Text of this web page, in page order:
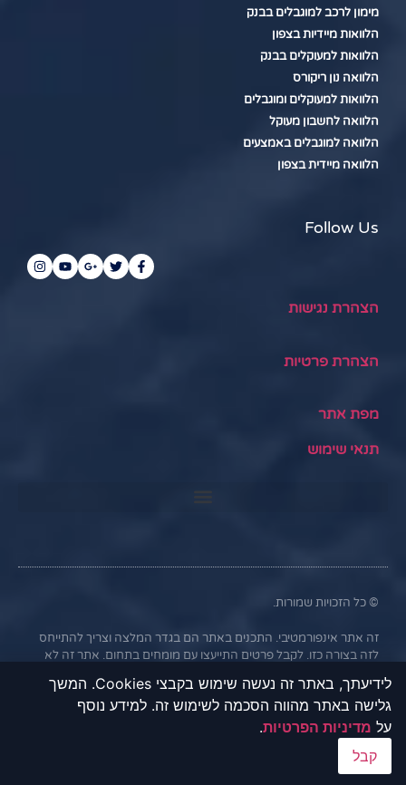
מימון לרכב למוגבלים בבנק
הלוואות מיידיות בצפון
הלוואות למעוקלים בבנק
הלוואה נון ריקורס
הלוואות למעוקלים ומוגבלים
הלוואה לחשבון מעוקל
הלוואה למוגבלים באמצעים
הלוואה מיידית בצפון
Follow Us
הצהרת נגישות
הצהרת פרטיות
מפת אתר
תנאי שימוש
© כל הזכויות שמורות.
זה אתר אינפורמטיבי. התכנים באתר הם בגדר המלצה וצריך להתייחס
לזה בצורה כזו. לקבל פרטים התייעצו עם מומחים בתחום. אתר זה לא
באתר שלנו תוכלו למצוא מידע מקיף על אפשרויות קבלת הלוואות, הצעות
ליסינג וטרייד אין מהבנקים וחברות פרטיות המתמחות במימון רכבים.
המידע באתר נועד לאפשר לכם להשוות בין הצעות שונות ולקבל אותן
קשר עסקי עם הבנקים או החברות השונות, והמידע נמסר כשירות
לידיעתך, באתר זה נעשה שימוש בקבצי Cookies. המשך
גלישה באתר מהווה הסכמה לשימוש זה. למידע נוסף
על מדיניות הפרטיות.
קבל